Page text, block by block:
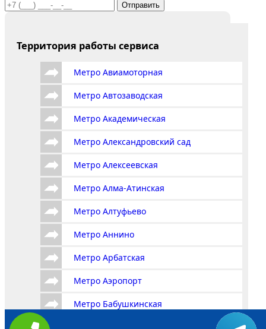
Отправить
Территория работы сервиса
Метро Авиамоторная
Метро Автозаводская
Метро Академическая
Метро Александровский сад
Метро Алексеевская
Метро Алма-Атинская
Метро Алтуфьево
Метро Аннино
Метро Арбатская
Метро Аэропорт
Метро Бабушкинская